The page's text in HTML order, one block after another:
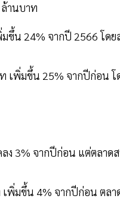
านบาท
ขึ้น 24% จากปี 2566 โด
เพิ่มขึ้น 25% จากปีก่อน
ง 3% จากปีก่อน แต่ตลาด
พิ่มขึ้น 4% จากปีก่อน ตล